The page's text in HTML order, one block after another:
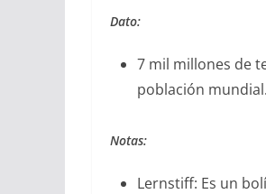
Dato:
7 mil millones de
población mundial.
Notas:
Lernstiff: Es un